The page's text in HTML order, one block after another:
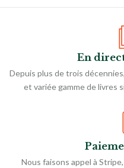
En
Depuis plus de trois
et variée gamme de livres
Nous faisons appel à